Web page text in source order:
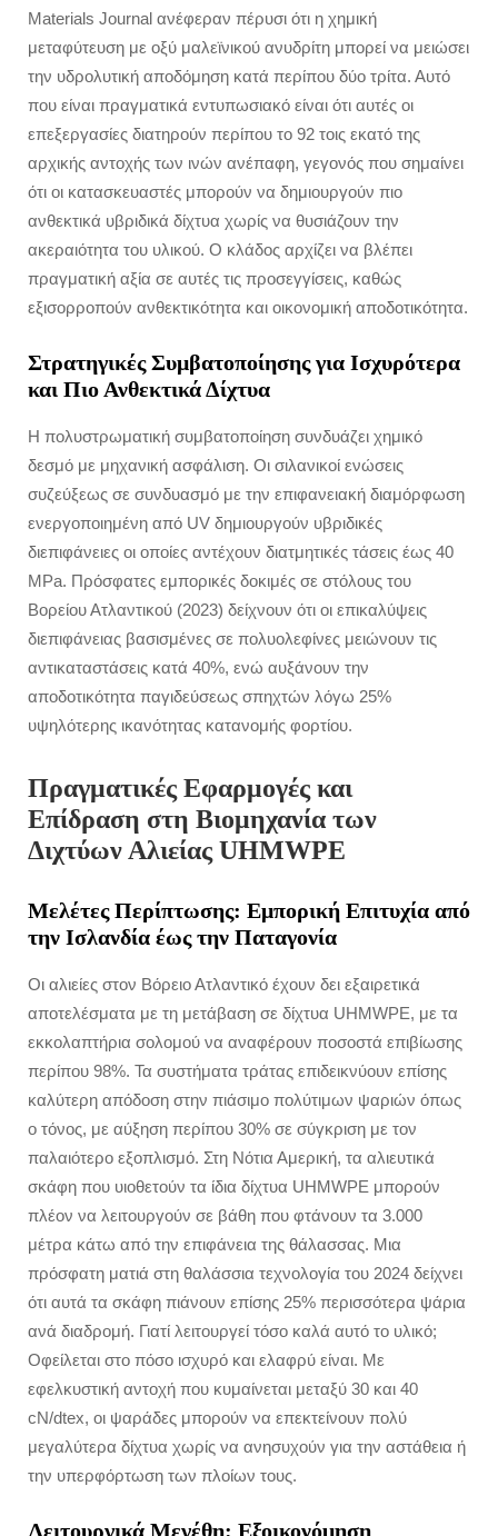
Materials Journal ανέφεραν πέρυσι ότι η χημική
μεταφύτευση με οξύ μαλεϊνικού ανυδρίτη μπορεί να μειώσει
την υδρολυτική αποδόμηση κατά περίπου δύο τρίτα. Αυτό
που είναι πραγματικά εντυπωσιακό είναι ότι αυτές οι
επεξεργασίες διατηρούν περίπου το 92 τοις εκατό της
αρχικής αντοχής των ινών ανέπαφη, γεγονός που σημαίνει
ότι οι κατασκευαστές μπορούν να δημιουργούν πιο
ανθεκτικά υβριδικά δίχτυα χωρίς να θυσιάζουν την
ακεραιότητα του υλικού. Ο κλάδος αρχίζει να βλέπει
πραγματική αξία σε αυτές τις προσεγγίσεις, καθώς
εξισορροπούν ανθεκτικότητα και οικονομική αποδοτικότητα.
Στρατηγικές Συμβατοποίησης για Ισχυρότερα
και Πιο Ανθεκτικά Δίχτυα
Η πολυστρωματική συμβατοποίηση συνδυάζει χημικό
δεσμό με μηχανική ασφάλιση. Οι σιλανικοί ενώσεις
συζεύξεως σε συνδυασμό με την επιφανειακή διαμόρφωση
ενεργοποιημένη από UV δημιουργούν υβριδικές
διεπιφάνειες οι οποίες αντέχουν διατμητικές τάσεις έως 40
MPa. Πρόσφατες εμπορικές δοκιμές σε στόλους του
Βορείου Ατλαντικού (2023) δείχνουν ότι οι επικαλύψεις
διεπιφάνειας βασισμένες σε πολυολεφίνες μειώνουν τις
αντικαταστάσεις κατά 40%, ενώ αυξάνουν την
αποδοτικότητα παγιδεύσεως σπηχτών λόγω 25%
υψηλότερης ικανότητας κατανομής φορτίου.
Πραγματικές Εφαρμογές και
Επίδραση στη Βιομηχανία των
Διχτύων Αλιείας UHMWPE
Μελέτες Περίπτωσης: Εμπορική Επιτυχία από
την Ισλανδία έως την Παταγονία
Οι αλιείες στον Βόρειο Ατλαντικό έχουν δει εξαιρετικά
αποτελέσματα με τη μετάβαση σε δίχτυα UHMWPE, με τα
εκκολαπτήρια σολομού να αναφέρουν ποσοστά επιβίωσης
περίπου 98%. Τα συστήματα τράτας επιδεικνύουν επίσης
καλύτερη απόδοση στην πιάσιμο πολύτιμων ψαριών όπως
ο τόνος, με αύξηση περίπου 30% σε σύγκριση με τον
παλαιότερο εξοπλισμό. Στη Νότια Αμερική, τα αλιευτικά
σκάφη που υιοθετούν τα ίδια δίχτυα UHMWPE μπορούν
πλέον να λειτουργούν σε βάθη που φτάνουν τα 3.000
μέτρα κάτω από την επιφάνεια της θάλασσας. Μια
πρόσφατη ματιά στη θαλάσσια τεχνολογία του 2024 δείχνει
ότι αυτά τα σκάφη πιάνουν επίσης 25% περισσότερα ψάρια
ανά διαδρομή. Γιατί λειτουργεί τόσο καλά αυτό το υλικό;
Οφείλεται στο πόσο ισχυρό και ελαφρύ είναι. Με
εφελκυστική αντοχή που κυμαίνεται μεταξύ 30 και 40
cN/dtex, οι ψαράδες μπορούν να επεκτείνουν πολύ
μεγαλύτερα δίχτυα χωρίς να ανησυχούν για την αστάθεια ή
την υπερφόρτωση των πλοίων τους.
Λειτουργικά Μεγέθη: Εξοικονόμηση